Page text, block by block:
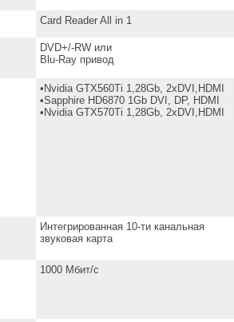
Card Reader All in 1
DVD+/-RW или
Blu-Ray привод
•Nvidia GTX560Ti 1,28Gb, 2xDVI,HDMI
•Sapphire HD6870 1Gb DVI, DP, HDMI
•Nvidia GTX570Ti 1,28Gb, 2xDVI,HDMI
Интегрированная 10-ти канальная
звуковая карта
1000 Мбит/с